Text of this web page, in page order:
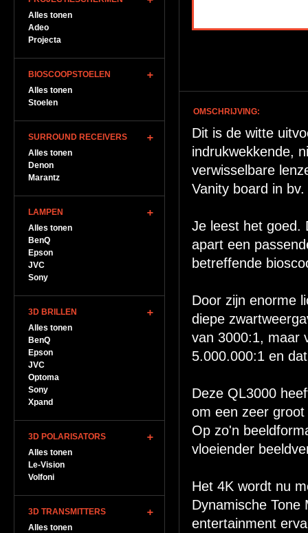
Alles tonen
Adeo
Projecta
BIOSCOOPSTOELEN
Alles tonen
Stoelen
SURROUND RECEIVERS
Alles tonen
Denon
Marantz
LAMPEN
Alles tonen
BenQ
Epson
JVC
Sony
3D BRILLEN
Alles tonen
BenQ
Epson
JVC
Optoma
Sony
Xpand
3D POLARISATORS
Alles tonen
Le-Vision
Volfoni
3D TRANSMITTERS
Alles tonen
OMSCHRIJVING:
Dit is de witte
indrukwekkende,
verwisselbare
Vanity board in
Je leest het goed.
apart een
betreffende
Door zijn enorme
diepe
van 3000:1, maar
5.000.000:1 en
Deze QL3000
om een zeer
Op zo'n
vloeiender
Het 4K wordt nu
Dynamische Tone
entertainment